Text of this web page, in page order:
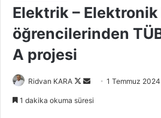
Elektrik –
öğrencilerinden
A projesi
Ridvan KARA
Follow
Bir
1 Temmuz 2024
1 dakika okuma süresi